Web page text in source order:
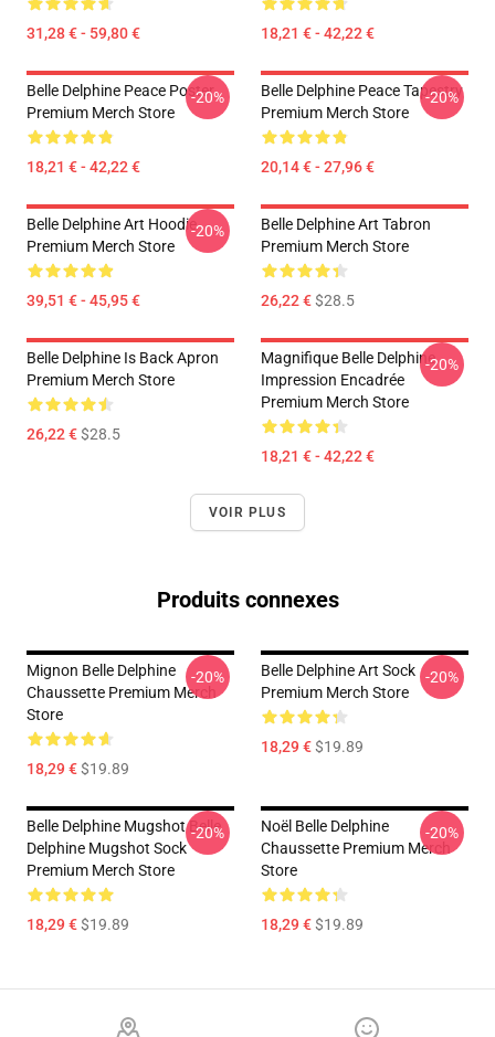
31,28 € - 59,80 € 18,21 € - 42,22 €
Belle Delphine Peace Poster
Premium Merch Store
18,21 € - 42,22 €
-20%
Belle Delphine Peace Tapestry
Premium Merch Store
20,14 € - 27,96 €
-20%
Belle Delphine Art Hoodie
Premium Merch Store
39,51 € - 45,95 €
-20%
Belle Delphine Art Tabron
Premium Merch Store
26,22 €$28.5
Belle Delphine Is Back Apron
Premium Merch Store
26,22 €$28.5
Magnifique Belle Delphine
Impression Encadrée
Premium Merch Store
18,21 € - 42,22 €
-20%
VOIR PLUS
Produits connexes
Mignon Belle Delphine
Chaussette Premium Merch
Store
18,29 €$19.89
-20%
Belle Delphine Art Sock
Premium Merch Store
18,29 €$19.89
-20%
Belle Delphine Mugshot Belle
Delphine Mugshot Sock
Premium Merch Store
18,29 €$19.89
-20%
Noël Belle Delphine
Chaussette Premium Merch
Store
18,29 €$19.89
-20%